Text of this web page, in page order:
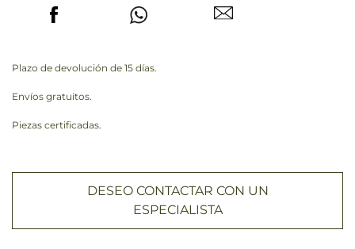
Plazo de devolución de 15 días.
Envíos gratuitos.
Piezas certificadas.
DESEO CONTACTAR CON UN
ESPECIALISTA